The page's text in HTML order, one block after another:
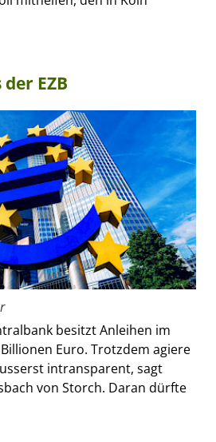
EZB
besitzt Anleihen im
Euro. Trotzdem agiere
intransparent, sagt
von Storch. Daran dürfte